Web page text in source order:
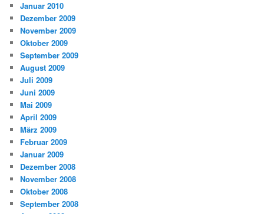
Januar 2010
Dezember 2009
November 2009
Oktober 2009
September 2009
August 2009
Juli 2009
Juni 2009
Mai 2009
April 2009
März 2009
Februar 2009
Januar 2009
Dezember 2008
November 2008
Oktober 2008
September 2008